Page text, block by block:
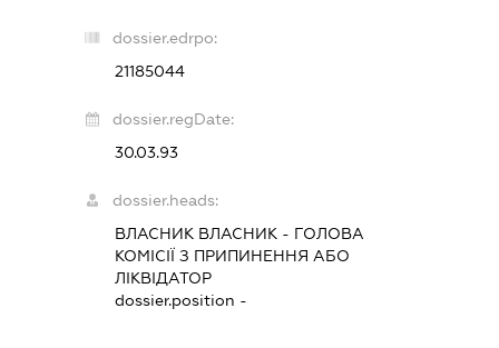
dossier.edrpo:
21185044
dossier.regDate:
30.03.93
dossier.heads:
ВЛАСНИК ВЛАСНИК - ГОЛОВА
КОМІСІЇ З ПРИПИНЕННЯ АБО
ЛІКВІДАТОР
dossier.position -